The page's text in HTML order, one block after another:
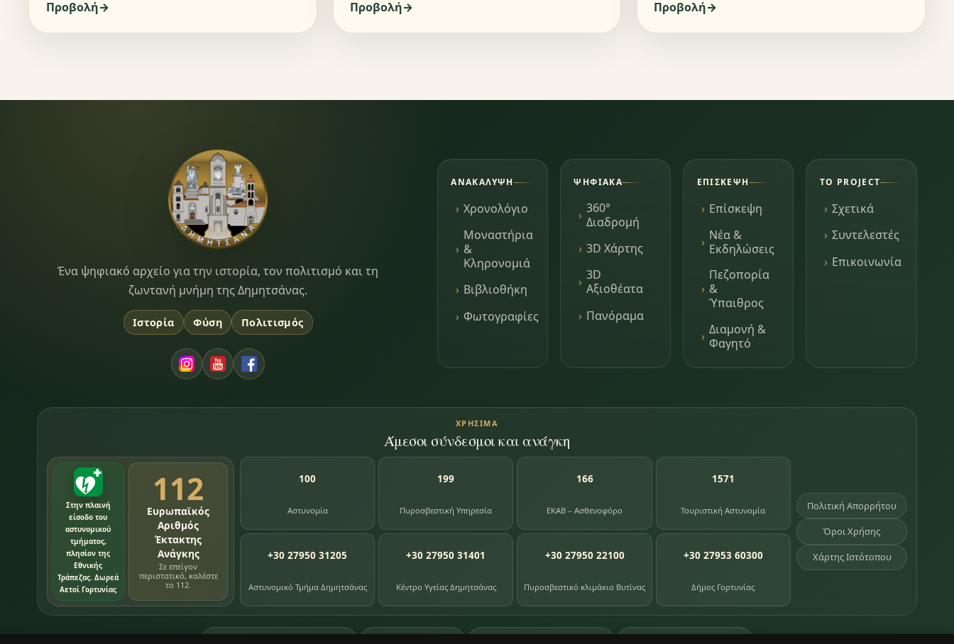
Προβολή
Προβολή
Προβολή
Dimitsana.gr
Ένα ψηφιακό αρχείο για την ιστορία, τον πολιτισμό και τη
ζωντανή μνήμη της Δημητσάνας.
Ιστορία Φύση Πολιτισμός
ΑΝΑΚΆΛΥΨΗ
Χρονολόγιο
Μοναστήρια
&
Κληρονομιά
Βιβλιοθήκη
Φωτογραφίες
ΨΗΦΙΑΚΆ
360°
Διαδρομή
3D Χάρτης
3D
Αξιοθέατα
Πανόραμα
ΕΠΊΣΚΕΨΗ
Επίσκεψη
Νέα &
Εκδηλώσεις
Πεζοπορία
&
Ύπαιθρος
Διαμονή &
Φαγητό
ΤΟ PROJECT
Σχετικά
Συντελεστές
Επικοινωνία
ΧΡΉΣΙΜΑ
Άμεσοι σύνδεσμοι και ανάγκη
Στην πλαινή
είσοδο του
αστυνομικού
τμήματος,
πλησίον της
Εθνικής
Τράπεζας. Δωρεά
Αετοί Γορτυνίας
112
Ευρωπαϊκός
Αριθμός
Έκτακτης
Ανάγκης
Σε επείγον
περιστατικό, καλέστε
το 112.
100
Αστυνομία
199
Πυροσβεστική Υπηρεσία
166
ΕΚΑΒ – Ασθενοφόρο
1571
Τουριστική Αστυνομία
+30 27950 31205
Αστυνομικό Τμήμα Δημητσάνας
+30 27950 31401
Κέντρο Υγείας Δημητσάνας
+30 27950 22100
Πυροσβεστικό κλιμάκιο Βυτίνας
+30 27953 60300
Δήμος Γορτυνίας
Πολιτική Απορρήτου
Όροι Χρήσης
Χάρτης Ιστότοπου